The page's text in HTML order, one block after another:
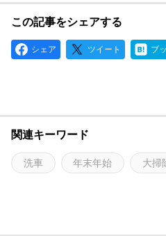
この記事をシェアする
シェア ツイート ブ
関連キーワード
洗車 年末年始 大掃